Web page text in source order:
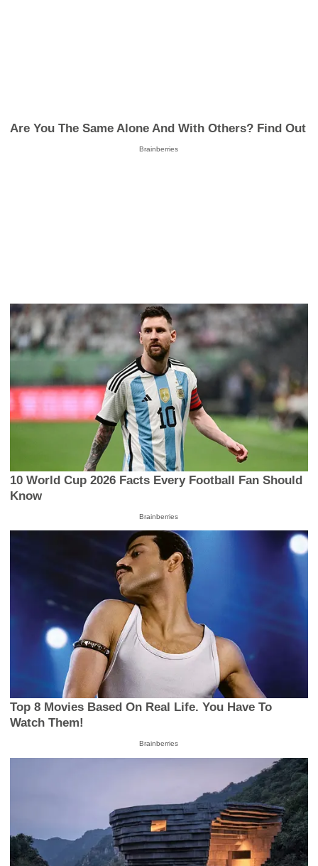
Are You The Same Alone And With Others? Find Out
Brainberries
10 World Cup 2026 Facts Every Football Fan Should
Know
Brainberries
Top 8 Movies Based On Real Life. You Have To
Watch Them!
Brainberries